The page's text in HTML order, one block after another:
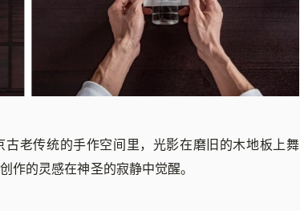
老传统的手作空间里，光影在磨旧的木地板上舞
作的灵感在神圣的寂静中觉醒。